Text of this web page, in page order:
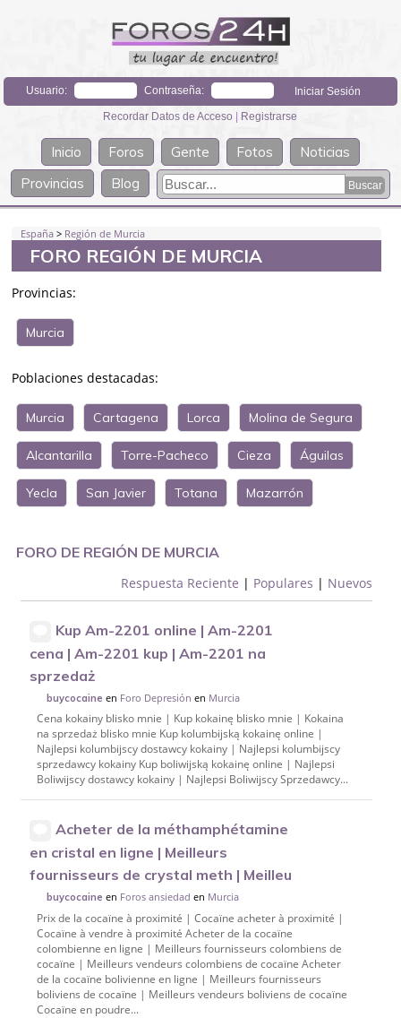
Usuario: Contraseña:
Recordar Datos de Acceso | Registrarse
Inicio Foros Gente Fotos
Noticias
Provincias
Blog
España > Región de Murcia
FORO REGIÓN DE MURCIA
Provincias:
Murcia
Poblaciones destacadas:
Murcia Cartagena Lorca Molina de Segura
Alcantarilla Torre-Pacheco Cieza Águilas
Yecla San Javier Totana Mazarrón
FORO DE REGIÓN DE MURCIA
Respuesta Reciente | Populares | Nuevos
Kup Am-2201 online | Am-2201
cena | Am-2201 kup | Am-2201 na
sprzedaż
buycocaine en Foro Depresión en Murcia
Cena kokainy blisko mnie | Kup kokainę blisko mnie | Kokaina
na sprzedaż blisko mnie Kup kolumbijską kokainę online |
Najlepsi kolumbijscy dostawcy kokainy | Najlepsi kolumbijscy
sprzedawcy kokainy Kup boliwijską kokainę online | Najlepsi
Boliwijscy dostawcy kokainy | Najlepsi Boliwijscy Sprzedawcy...
Acheter de la méthamphétamine
en cristal en ligne | Meilleurs
fournisseurs de crystal meth | Meilleu
buycocaine en Foros ansiedad en Murcia
Prix de la cocaïne à proximité | Cocaïne acheter à proximité |
Cocaïne à vendre à proximité Acheter de la cocaïne
colombienne en ligne | Meilleurs fournisseurs colombiens de
cocaïne | Meilleurs vendeurs colombiens de cocaïne Acheter
de la cocaïne bolivienne en ligne | Meilleurs fournisseurs
boliviens de cocaïne | Meilleurs vendeurs boliviens de cocaïne
Cocaïne en poudre...